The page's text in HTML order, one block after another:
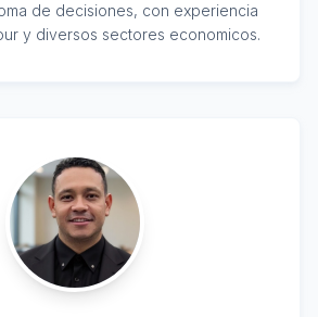
de decisiones, con experiencia
y diversos sectores economicos.